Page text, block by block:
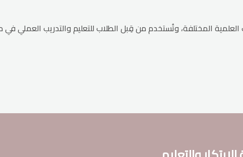
المختلفة، وتُستخدم من قِبل الطلاب للتعليم والتدريب العملي